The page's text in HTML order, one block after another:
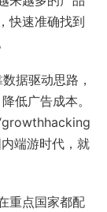
快速准确找到
据驱动思路，
低广告成本。
端游时代，就
重点国家都配